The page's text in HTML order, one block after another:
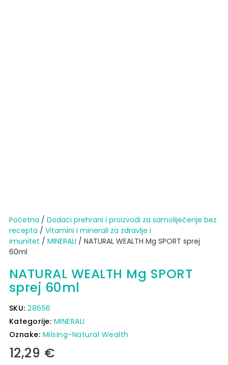
Početna / Dodaci prehrani i proizvodi za samoliječenje bez
recepta / Vitamini i minerali za zdravlje i
imunitet / MINERALI / NATURAL WEALTH Mg SPORT sprej
60ml
NATURAL WEALTH Mg SPORT
sprej 60ml
SKU:28656
Kategorije: MINERALI
Oznake: Milsing-Natural Wealth
12,29 €